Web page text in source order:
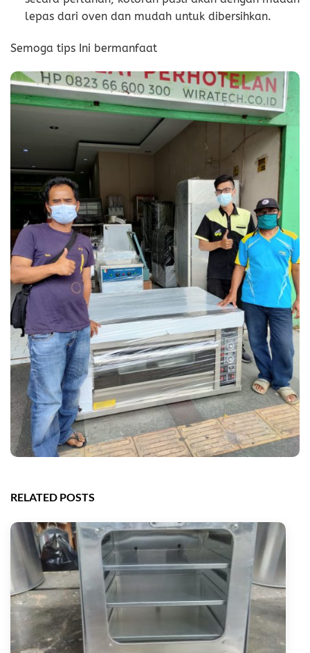
lepas dari oven dan mudah untuk dibersihkan.
Semoga tips Ini bermanfaat
RELATED POSTS